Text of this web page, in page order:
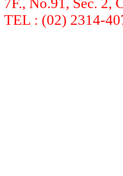
TEL : (02) 2314-